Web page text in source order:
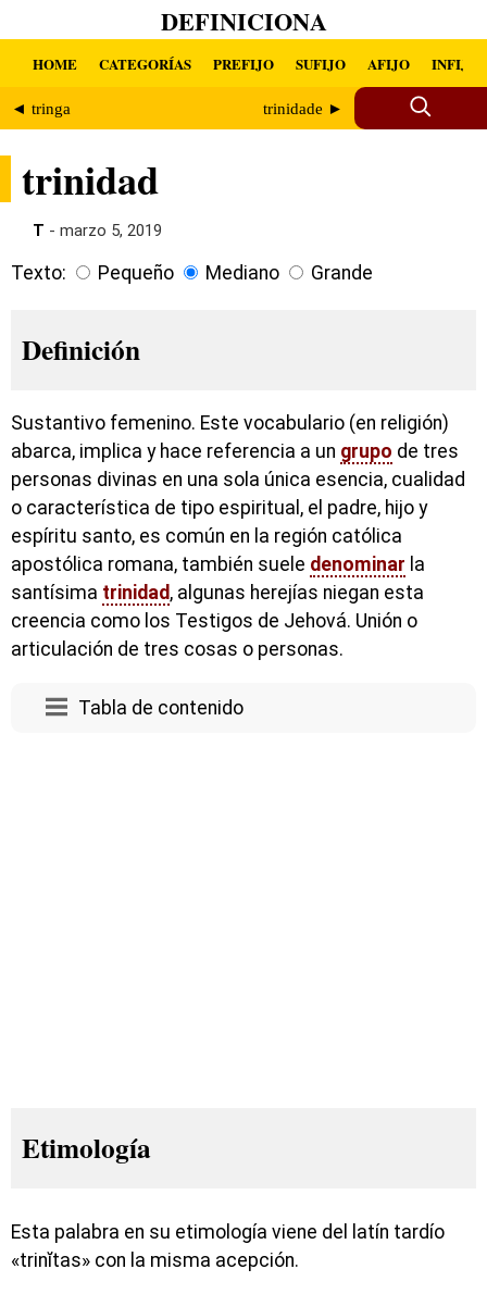
DEFINICIONA
HOME CATEGORÍAS PREFIJO SUFIJO AFIJO INFIJO
◄ tringa trinidade ►
trinidad
T - marzo 5, 2019
Texto: Pequeño Mediano Grande
Definición
Sustantivo femenino. Este vocabulario (en religión)
abarca, implica y hace referencia a un grupo de tres
personas divinas en una sola única esencia, cualidad
o característica de tipo espiritual, el padre, hijo y
espíritu santo, es común en la región católica
apostólica romana, también suele denominar la
santísima trinidad, algunas herejías niegan esta
creencia como los Testigos de Jehová. Unión o
articulación de tres cosas o personas.
Tabla de contenido
Etimología
Esta palabra en su etimología viene del latín tardío
«trinĭtas» con la misma acepción.